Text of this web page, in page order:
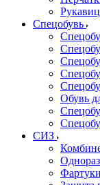
Спецобувь
Обувь
СИЗ